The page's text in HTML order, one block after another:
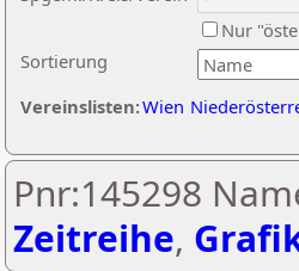
Sortierung
Nur
Vereinslisten:Wien
Pnr:145298
Zeitreihe,